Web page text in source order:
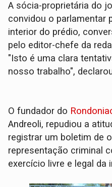
A sócia-proprietária do
convidou o parlamentar
interior do prédio,
pelo editor-chefe da
"Isto é uma clara
nosso trabalho",
O fundador do
Andreoli, repudiou a
registrar um boletim de
representação criminal
exercício livre e legal da